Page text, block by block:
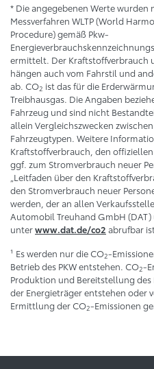
* Die angegebenen Werte wurden
Messverfahren WLTP (World
Procedure) gemäß Pkw-
ermittelt. Der Kraftstoffverbrauch
hängen auch vom Fahrstil und
ab. CO2 ist das für die
Treibhausgas. Die Angaben
Fahrzeug und sind nicht
allein Vergleichszwecken
Fahrzeugtypen. Weitere
Kraftstoffverbrauch, den
ggf. zum Stromverbrauch neuer
„Leitfaden über den
den Stromverbrauch neuer
werden, der an allen
Automobil Treuhand GmbH
unterwww.dat.de/co2 abrufbar
¹ Es werden nur die CO2-
Betrieb des PKW entstehen. CO2-
Produktion und Bereitstellung des
der Energieträger entstehen oder
Ermittlung der CO2-Emissionen